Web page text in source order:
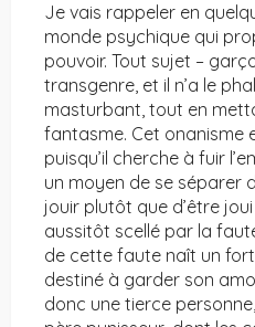
Je vais rappeler en
monde psychique qui
pouvoir. Tout sujet –
transgenre, et il n’a le
masturbant, tout en
fantasme. Cet onanisme
puisqu’il cherche à fuir
un moyen de se séparer
jouir plutôt que d’être
aussitôt scellé par la
de cette faute naît un
destiné à garder son
donc une tierce